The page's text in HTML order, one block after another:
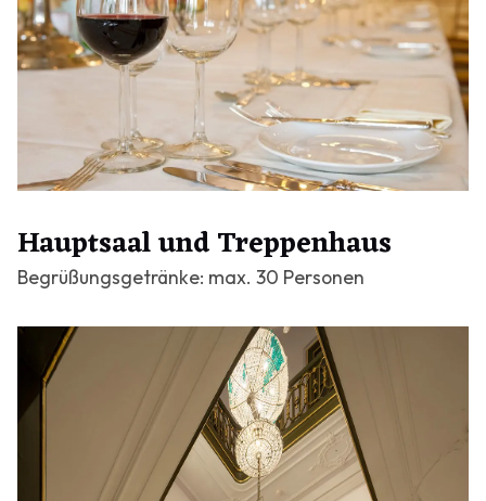
Hauptsaal und Treppenhaus
Begrüßungsgetränke: max. 30 Personen